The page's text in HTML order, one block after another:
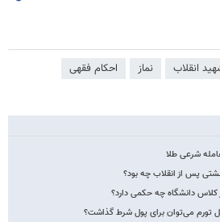
انقلاب نماز احکام فقهی
شرعی طلا
پس از انقلاب چه بود؟
کلاس دانشگاه چه حکمی دارد؟
تورم می‌توان برای پول شرط گذاشت؟